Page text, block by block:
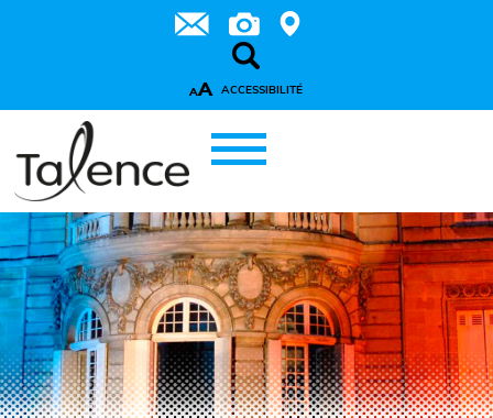
AA ACCESSIBILITÉ